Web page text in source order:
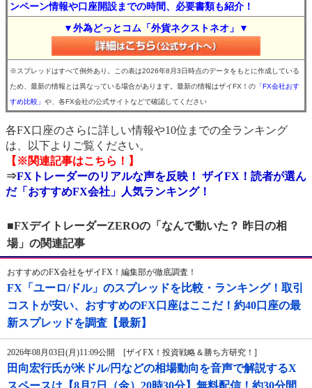
ンペーン情報や口座開設までの時間、必要書類も紹介！
▼外為どっとコム「外貨ネクストネオ」▼
※スプレッドはすべて例外あり。この表は2026年8月3日時点のデータをもとに作成している
ため、最新の情報とは異なっている場合があります。最新の情報はザイFX！の 「FX会社おす
すめ比較」 や、各FX会社の公式サイトなどで確認してください
各FX口座のさらに詳しい情報や10位までの全ランキング
は、以下よりご覧ください。
【※関連記事はこちら！】
⇒FXトレーダーのリアルな声を反映！ ザイFX！読者が選ん
だ「おすすめFX会社」人気ランキング！
■FXデイトレーダーZEROの「なんで動いた？ 昨日の相
場」の関連記事
おすすめのFX会社をザイFX！編集部が徹底調査！
FX「ユーロ/ドル」のスプレッドを比較・ランキング！取引
コストが安い、おすすめのFX口座はここだ！約40口座の最
新スプレッドを調査【最新】
2026年08月03日(月)11:09公開 [ザイFX！投資戦略＆勝ち方研究！]
田向宏行氏が米ドル/円などの相場動向を音声で解説するX
スペースは【8月7日（金）20時30分】無料配信！約30分間